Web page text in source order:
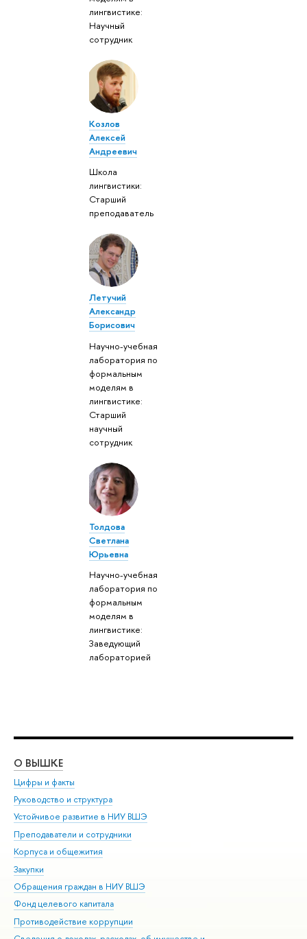
лингвистике:
Научный
сотрудник
Козлов
Алексей
Андреевич
Школа
лингвистики:
Старший
преподаватель
Летучий
Александр
Борисович
Научно-учебная
лаборатория по
формальным
моделям в
лингвистике:
Старший
научный
сотрудник
Толдова
Светлана
Юрьевна
Научно-учебная
лаборатория по
формальным
моделям в
лингвистике:
Заведующий
лабораторией
О ВЫШКЕ
Цифры и факты
Руководство и структура
Устойчивое развитие в НИУ ВШЭ
Преподаватели и сотрудники
Корпуса и общежития
Закупки
Обращения граждан в НИУ ВШЭ
Фонд целевого капитала
Противодействие коррупции